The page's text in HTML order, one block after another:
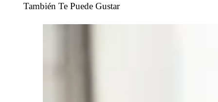
También Te Puede Gustar